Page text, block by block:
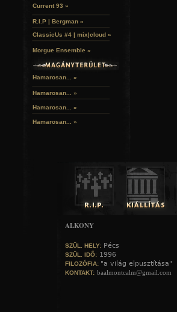
Current 93 »
R.I.P | Bergman »
ClassicUs #4 | mix|cloud »
Morgue Ensemble »
Hamarosan... »
Hamarosan... »
Hamarosan... »
Hamarosan... »
ALKONY
SZÜL. HELY: Pécs
SZÜL. IDŐ: 1996
FILOZÓFIA: "a világ elpusztítása"
KONTAKT: baalmontcalm@gmail.com